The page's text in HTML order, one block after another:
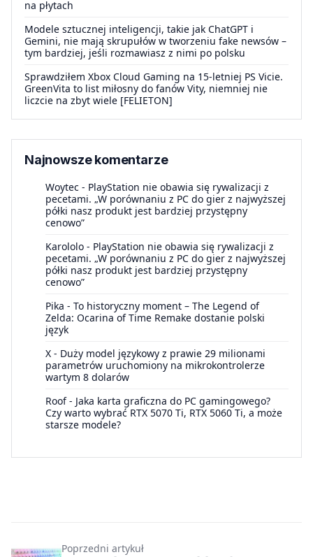
na płytach
Modele sztucznej inteligencji, takie jak ChatGPT i
Gemini, nie mają skrupułów w tworzeniu fake newsów –
tym bardziej, jeśli rozmawiasz z nimi po polsku
Sprawdziłem Xbox Cloud Gaming na 15-letniej PS Vicie.
GreenVita to list miłosny do fanów Vity, niemniej nie
liczcie na zbyt wiele [FELIETON]
Najnowsze komentarze
Woytec - PlayStation nie obawia się rywalizacji z
pecetami. „W porównaniu z PC do gier z najwyższej
półki nasz produkt jest bardziej przystępny
cenowo”
Karololo - PlayStation nie obawia się rywalizacji z
pecetami. „W porównaniu z PC do gier z najwyższej
półki nasz produkt jest bardziej przystępny
cenowo”
Pika - To historyczny moment – The Legend of
Zelda: Ocarina of Time Remake dostanie polski
język
X - Duży model językowy z prawie 29 milionami
parametrów uruchomiony na mikrokontrolerze
wartym 8 dolarów
Roof- Jaka karta graficzna do PC gamingowego?
Czy warto wybrać RTX 5070 Ti, RTX 5060 Ti, a może
starsze modele?
Poprzedni artykuł